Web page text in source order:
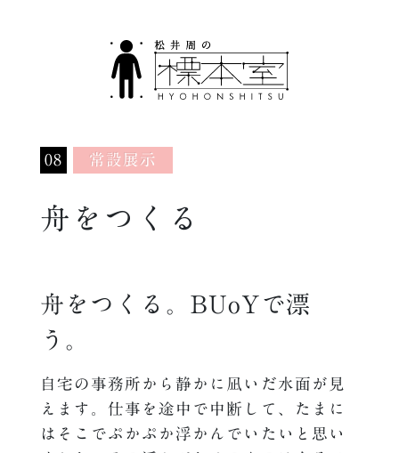
08 常設展示
舟をつくる
舟をつくる。BUoYで漂
う。
自宅の事務所から静かに凪いだ水面が見
えます。仕事を途中で中断して、たまに
はそこでぷかぷか浮かんでいたいと思い